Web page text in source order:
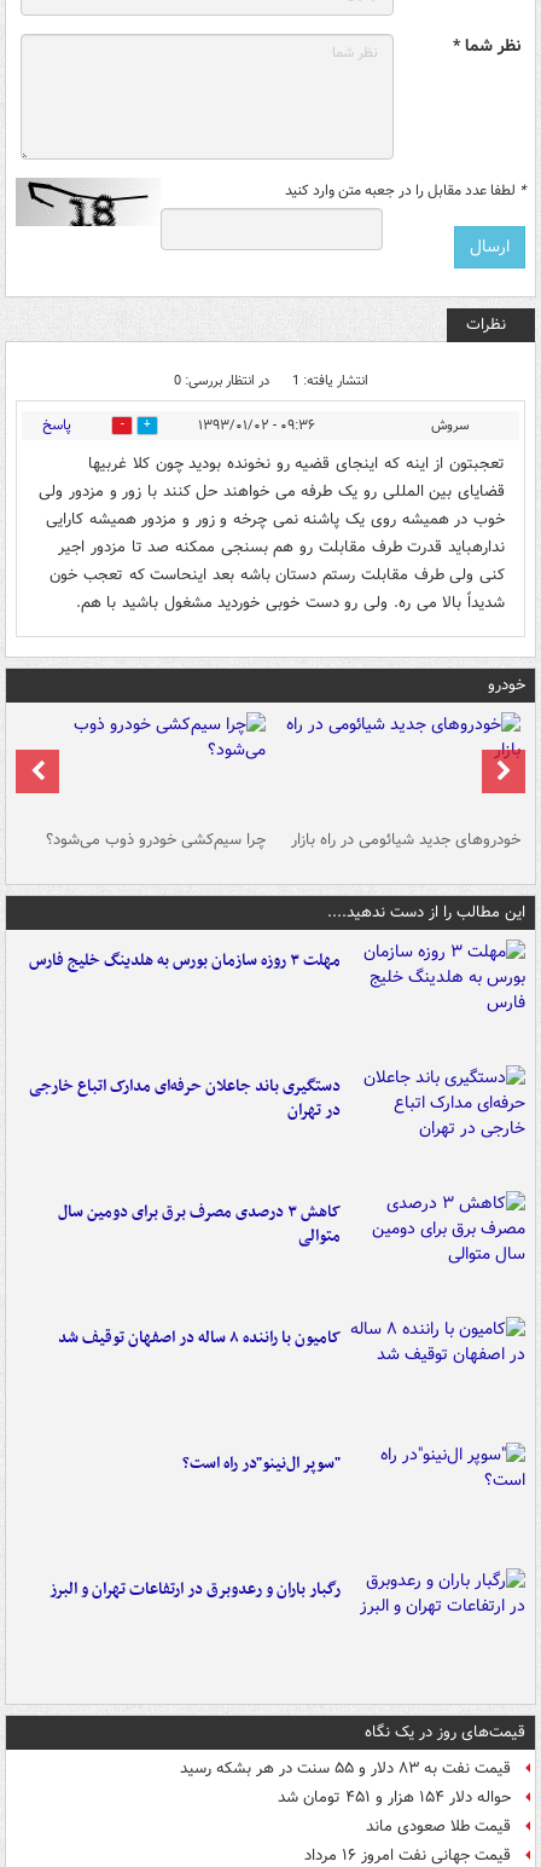
نظر شما *
* لطفا عدد مقابل را در جعبه متن وارد کنید
نظرات
انتشار یافته: 1 در انتظار بررسی: 0
سروش ۰۹:۳۶ - ۱۳۹۳/۰۱/۰۲ 0 پاسخ
تعجبتون از اینه که اینجای قضیه رو نخونده بودید چون کلا غربیها
قضایای بین المللی رو یک طرفه می خواهند حل کنند با زور و مزدور ولی
خوب در همیشه روی یک پاشنه نمی چرخه و زور و مزدور همیشه کارایی
ندارهباید قدرت طرف مقابلت رو هم بسنجی ممکنه صد تا مزدور اجیر
کنی ولی طرف مقابلت رستم دستان باشه بعد اینحاست که تعجب خون
شدیداً بالا می ره. ولی رو دست خوبی خوردید مشغول باشید با هم.
خودرو
خودروهای جدید شیائومی در راه بازار چرا سیم‌کشی خودرو ذوب می‌شود؟
این مطالب را از دست ندهید....
مهلت ۳ روزه سازمان بورس به هلدینگ خلیج فارس
دستگیری باند جاعلان حرفه‌ای مدارک اتباع خارجی
در تهران
کاهش ۳ درصدی مصرف برق برای دومین سال
متوالی
کامیون با راننده ۸ ساله در اصفهان توقیف شد
"سوپر ال‌نینو"در راه است؟
رگبار باران و رعدوبرق در ارتفاعات تهران و البرز
قیمت‌های روز در یک نگاه
قیمت نفت به ۸۳ دلار و ۵۵ سنت در هر بشکه رسید
حواله دلار ۱۵۴ هزار و ۴۵۱ تومان شد
قیمت طلا صعودی ماند
قیمت جهانی نفت امروز ۱۶ مرداد